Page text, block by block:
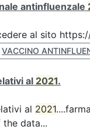
antinfluenzale
al sito
VACCINO
al 2021.
al 2021
the data...